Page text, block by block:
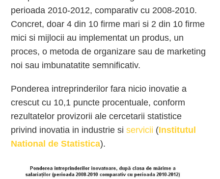
perioada 2010-2012, comparativ cu 2008-2010.
Concret, doar 4 din 10 firme mari si 2 din 10 firme
mici si mijlocii au implementat un produs, un
proces, o metoda de organizare sau de marketing
noi sau imbunatatite semnificativ.
Ponderea intreprinderilor fara nicio inovatie a
crescut cu 10,1 puncte procentuale, conform
rezultatelor provizorii ale cercetarii statistice
privind inovatia in industrie siservicii (Institutul
National de Statistica).